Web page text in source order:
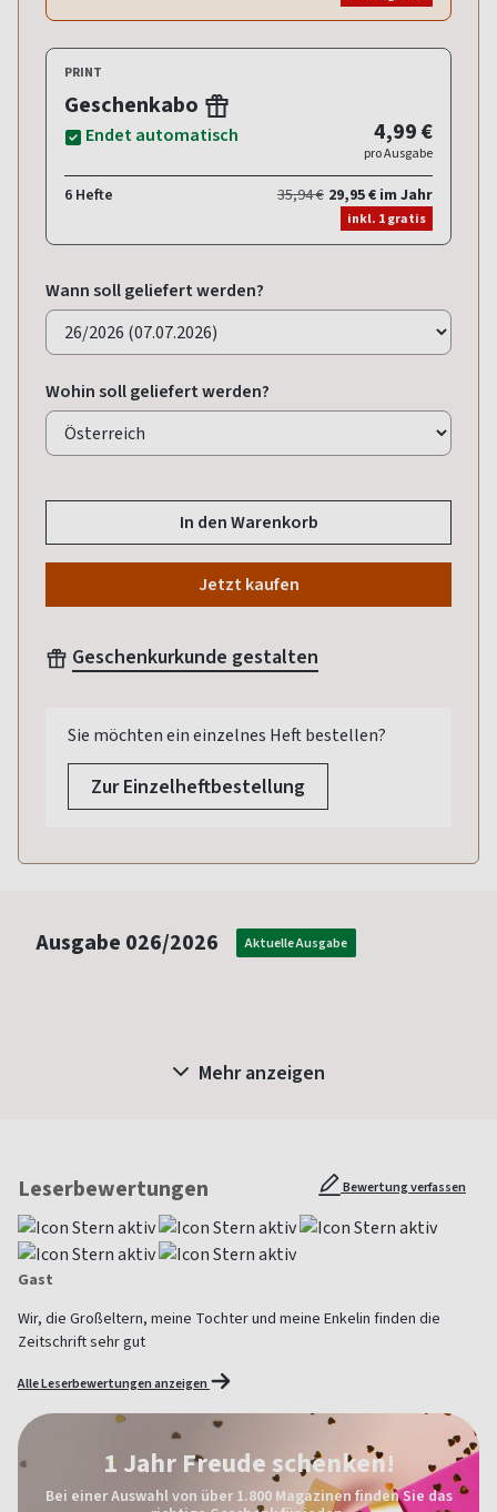
PRINT
Geschenkabo
Endet automatisch 4,99 €
pro Ausgabe
6 Hefte 35,94 € 29,95 € im Jahr
inkl. 1 gratis
Wann soll geliefert werden?
Wohin soll geliefert werden?
In den Warenkorb
Jetzt kaufen
Geschenkurkunde gestalten
Sie möchten ein einzelnes Heft bestellen?
Zur Einzelheftbestellung
Ausgabe 026/2026 Aktuelle Ausgabe
Mehr anzeigen
Leserbewertungen Bewertung verfassen
Gast
Wir, die Großeltern, meine Tochter und meine Enkelin finden die
Zeitschrift sehr gut
Alle Leserbewertungen anzeigen
1 Jahr Freude schenken!
Bei einer Auswahl von über 1.800 Magazinen finden Sie das